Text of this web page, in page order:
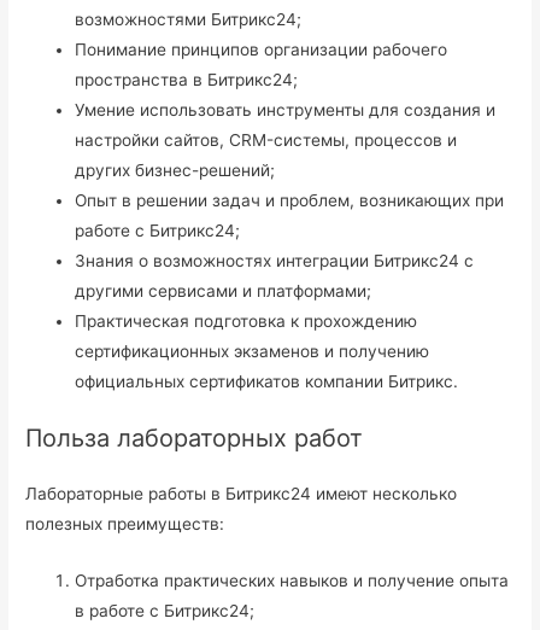
возможностями Битрикс24;
Понимание принципов организации рабочего
пространства в Битрикс24;
Умение использовать инструменты для создания и
настройки сайтов, CRM-системы, процессов и
других бизнес-решений;
Опыт в решении задач и проблем, возникающих при
работе с Битрикс24;
Знания о возможностях интеграции Битрикс24 с
другими сервисами и платформами;
Практическая подготовка к прохождению
сертификационных экзаменов и получению
официальных сертификатов компании Битрикс.
Польза лабораторных работ
Лабораторные работы в Битрикс24 имеют несколько
полезных преимуществ:
Отработка практических навыков и получение опыта
в работе с Битрикс24;